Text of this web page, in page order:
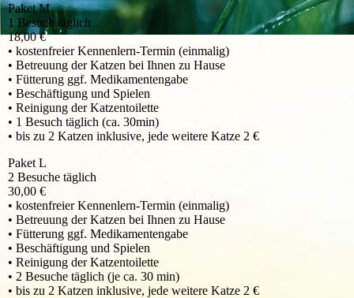
Paket M
1 Besuch täglich
18,00 €
• kostenfreier Kennenlern-Termin (einmalig)
• Betreuung der Katzen bei Ihnen zu Hause
• Fütterung ggf. Medikamentengabe
• Beschäftigung und Spielen
• Reinigung der Katzentoilette
• 1 Besuch täglich (ca. 30min)
• bis zu 2 Katzen inklusive, jede weitere Katze 2 €
Paket L
2 Besuche täglich
30,00 €
• kostenfreier Kennenlern-Termin (einmalig)
• Betreuung der Katzen bei Ihnen zu Hause
• Fütterung ggf. Medikamentengabe
• Beschäftigung und Spielen
• Reinigung der Katzentoilette
• 2 Besuche täglich (je ca. 30 min)
• bis zu 2 Katzen inklusive, jede weitere Katze 2 €